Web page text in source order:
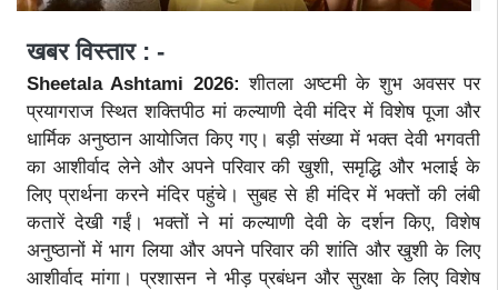
खबर विस्तार : -
Sheetala Ashtami 2026: शीतला अष्टमी के शुभ अवसर पर
प्रयागराज स्थित शक्तिपीठ मां कल्याणी देवी मंदिर में विशेष पूजा और
धार्मिक अनुष्ठान आयोजित किए गए। बड़ी संख्या में भक्त देवी भगवती
का आशीर्वाद लेने और अपने परिवार की खुशी, समृद्धि और भलाई के
लिए प्रार्थना करने मंदिर पहुंचे। सुबह से ही मंदिर में भक्तों की लंबी
कतारें देखी गईं। भक्तों ने मां कल्याणी देवी के दर्शन किए, विशेष
अनुष्ठानों में भाग लिया और अपने परिवार की शांति और खुशी के लिए
आशीर्वाद मांगा। प्रशासन ने भीड़ प्रबंधन और सुरक्षा के लिए विशेष